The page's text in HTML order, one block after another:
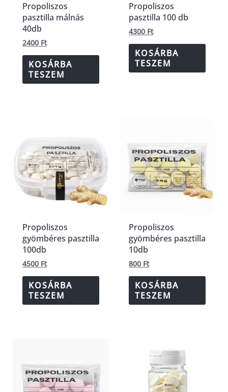
Propoliszos
pasztilla málnás
40db
2400 Ft
KOSÁRBA
TESZEM
Propoliszos
pasztilla 100 db
4300 Ft
KOSÁRBA
TESZEM
Propoliszos
gyömbéres pasztilla
100db
4500 Ft
KOSÁRBA
TESZEM
Propoliszos
gyömbéres pasztilla
10db
800 Ft
KOSÁRBA
TESZEM